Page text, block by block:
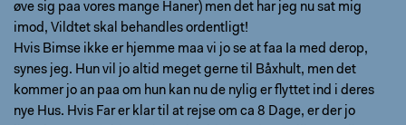
øve sig paa vores mange Haner) men det har jeg nu sat mig
imod, Vildtet skal behandles ordentligt!
Hvis Bimse ikke er hjemme maa vi jo se at faa Ia med derop,
synes jeg. Hun vil jo altid meget gerne til Båxhult, men det
kommer jo an paa om hun kan nu de nylig er flyttet ind i deres
nye Hus. Hvis Far er klar til at rejse om ca 8 Dage, er der jo